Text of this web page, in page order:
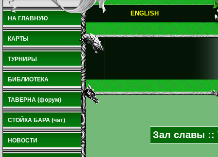
НА ГЛАВНУЮ
КАРТЫ
ТУРНИРЫ
БИБЛИОТЕКА
ТАВЕРНА (форум)
СТОЙКА БАРА (чат)
НОВОСТИ
ENGLISH
Зал славы ::